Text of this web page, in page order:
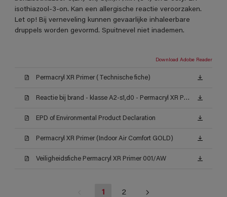
isothiazool-3-on. Kan een allergische reactie veroorzaken.
Let op! Bij verneveling kunnen gevaarlijke inhaleerbare
druppels worden gevormd. Spuitnevel niet inademen.
Download Adobe Reader
Permacryl XR Primer (Technische fiche)
Reactie bij brand - klasse A2-s1,d0 - Permacryl XR Primer
EPD of Environmental Product Declaration
Permacryl XR Primer (Indoor Air Comfort GOLD)
Veiligheidsfiche Permacryl XR Primer 001/AW
1 2